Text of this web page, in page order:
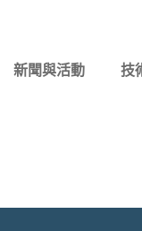
新聞與活動 技